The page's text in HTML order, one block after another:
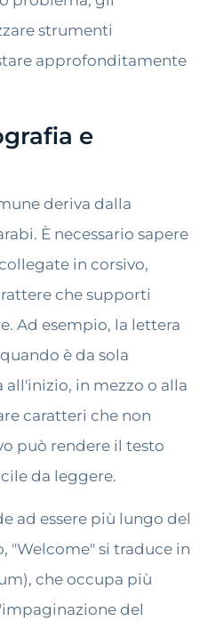
strumenti
approfonditamente
e
deriva dalla
È necessario sapere
in corsivo,
che supporti
Ad esempio, la lettera
in mezzo o alla
caratteri che non
può rendere il testo
da leggere.
ad essere più lungo del
"Welcome" si traduce in
del